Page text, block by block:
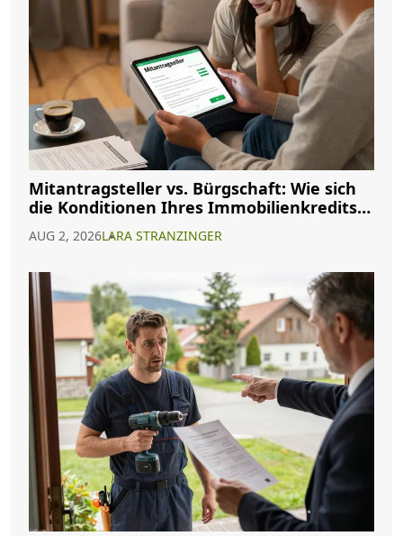
Mitantragsteller vs. Bürgschaft: Wie sich
die Konditionen Ihres Immobilienkredits
AUG 2, 2026LARA STRANZINGER